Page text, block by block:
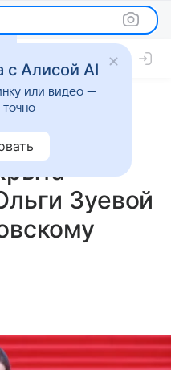
жизнь
Зуевой
с Алисой AI
или видео —